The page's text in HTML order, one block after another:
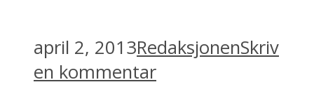
april 2, 2013RedaksjonenSkriv
en kommentar